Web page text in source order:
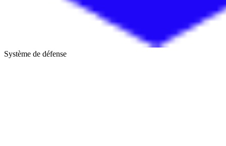
Système de défense